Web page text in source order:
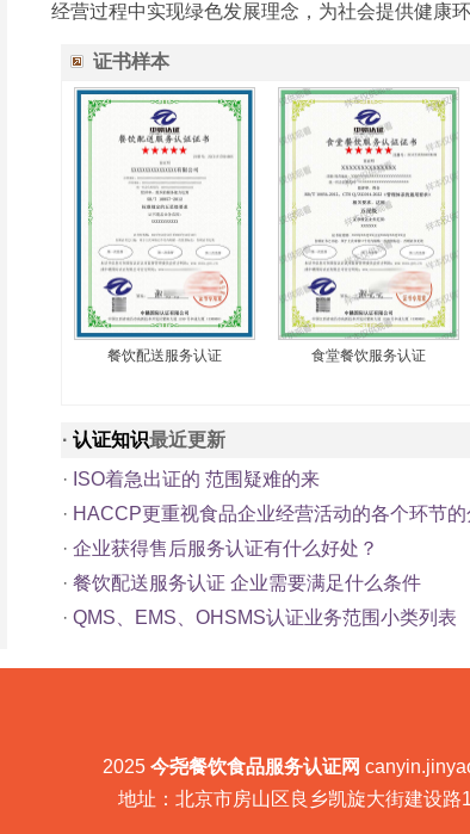
经营过程中实现绿色发展理念，为社会提供健康
证书样本
餐饮配送服务认证 食堂餐饮服务认证
· 认证知识最近更新
· ISO着急出证的 范围疑难的来
· HACCP更重视食品企业经营活动的各个环节的
· 企业获得售后服务认证有什么好处？
· 餐饮配送服务认证 企业需要满足什么条件
· QMS、EMS、OHSMS认证业务范围小类列表
2025 今尧餐饮食品服务认证网
地址：北京市房山区良乡凯旋大街建设